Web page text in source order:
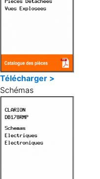
Télécharger >
Schémas